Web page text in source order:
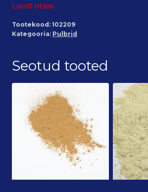
Laost otsas
Tootekood: 102209
Kategooria: Pulbrid
Seotud tooted